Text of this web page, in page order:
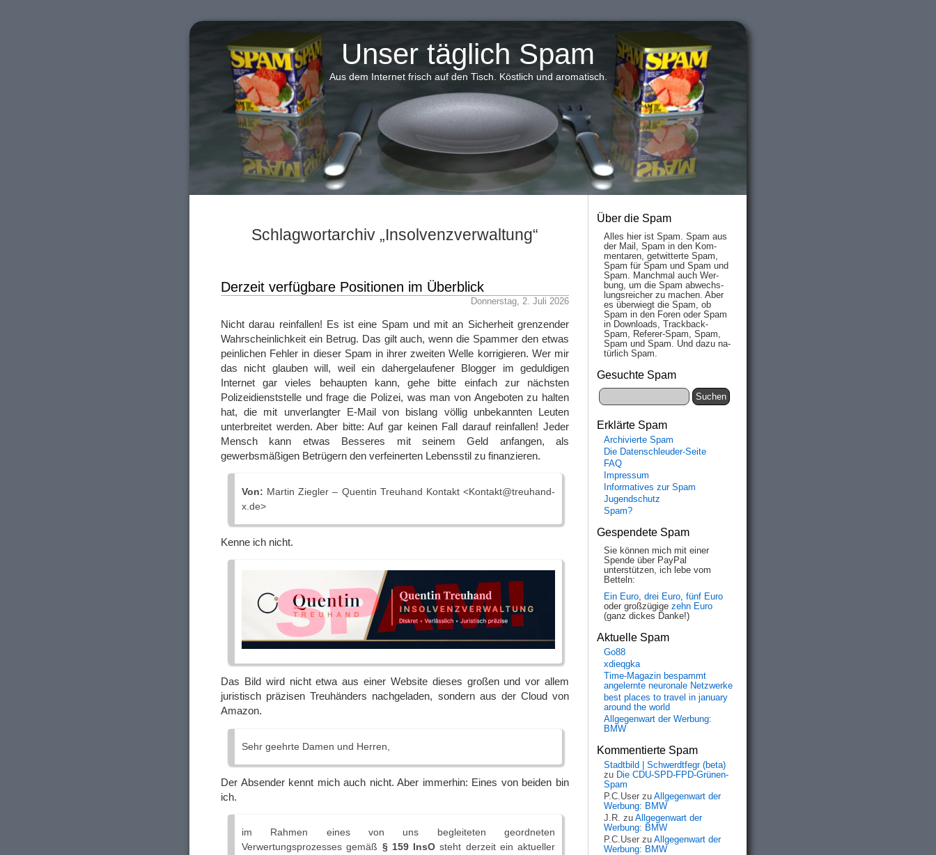
Unser täglich Spam
Aus dem Internet frisch auf den Tisch. Köstlich und aromatisch.
Schlagwortarchiv „Insolvenzverwaltung“
Derzeit verfügbare Positionen im Überblick
Donnerstag, 2. Juli 2026
Nicht darau reinfallen! Es ist eine Spam und mit an Sicherheit grenzender
Wahrscheinlichkeit ein Betrug. Das gilt auch, wenn die Spammer den etwas
peinlichen Fehler in dieser Spam in ihrer zweiten Welle korrigieren. Wer mir
das nicht glauben will, weil ein dahergelaufener Blogger im geduldigen
Internet gar vieles behaupten kann, gehe bitte einfach zur nächsten
Polizeidienststelle und frage die Polizei, was man von Angeboten zu halten
hat, die mit unverlangter E-Mail von bislang völlig unbekannten Leuten
unterbreitet werden. Aber bitte: Auf gar keinen Fall darauf reinfallen! Jeder
Mensch kann etwas Besseres mit seinem Geld anfangen, als
gewerbsmäßigen Betrügern den verfeinerten Lebensstil zu finanzieren.
Von: Martin Ziegler – Quentin Treuhand Kontakt <Kontakt@treuhand-
x.de>
Kenne ich nicht.
Das Bild wird nicht etwa aus einer Website dieses großen und vor allem
juristisch präzisen Treuhänders nachgeladen, sondern aus der Cloud von
Amazon.
Sehr geehrte Damen und Herren,
Der Absender kennt mich auch nicht. Aber immerhin: Eines von beiden bin
ich.
im Rahmen eines von uns begleiteten geordneten
Verwertungsprozesses gemäß § 159 InsO steht derzeit ein aktueller
Über die Spam
Alles hier ist Spam. Spam aus
der Mail, Spam in den Kom­
men­taren, ge­twit­ter­te Spam,
Spam für Spam und Spam und
Spam. Manch­mal auch Wer­
bung, um die Spam ab­wechs­
lungs­reich­er zu mach­en. Aber
es über­wiegt die Spam, ob
Spam in den Fo­ren oder Spam
in Down­loads, Track­back-
Spam, Re­fe­rer-Spam, Spam,
Spam und Spam. Und da­zu na­
tür­lich Spam.
Gesuchte Spam
Erklärte Spam
Archivierte Spam
Die Datenschleuder-Seite
FAQ
Impressum
Informatives zur Spam
Jugendschutz
Spam?
Gespendete Spam
Sie können mich mit einer
Spende über PayPal
unterstützen, ich lebe vom
Betteln:
Ein Euro, drei Euro, fünf Euro
oder großzügige zehn Euro
(ganz dickes Danke!)
Aktuelle Spam
Go88
xdieqgka
Time-Magazin bespammt
angelernte neuronale Netzwerke
best places to travel in january
around the world
Allgegenwart der Werbung:
BMW
Kommentierte Spam
Stadtbild | Schwerdtfegr (beta)
zu Die CDU-SPD-FPD-Grünen-
Spam
P.C.User zu Allgegenwart der
Werbung: BMW
J.R. zu Allgegenwart der
Werbung: BMW
P.C.User zu Allgegenwart der
Werbung: BMW